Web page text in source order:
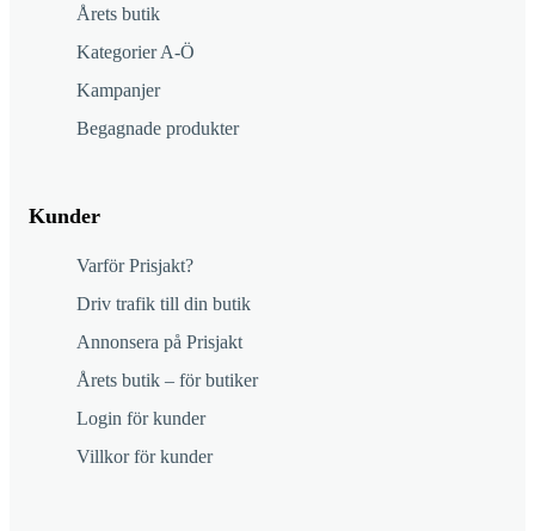
Årets butik
Kategorier A-Ö
Kampanjer
Begagnade produkter
Kunder
Varför Prisjakt?
Driv trafik till din butik
Annonsera på Prisjakt
Årets butik – för butiker
Login för kunder
Villkor för kunder